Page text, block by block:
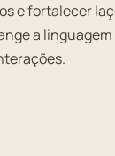
e fortalecer
a